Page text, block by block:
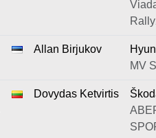
Allan Birjukov
MV
Dovydas Ketvirtis